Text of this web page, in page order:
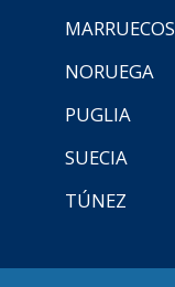
MARRUECOS
NORUEGA
PUGLIA
SUECIA
TÚNEZ